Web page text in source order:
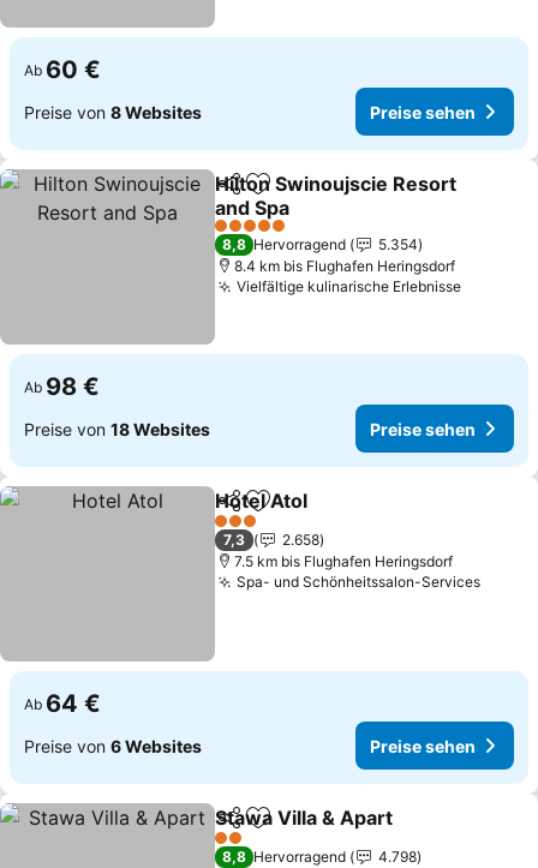
Ab 60 €
Preise von 8 Websites Preise sehen
TeilenZu Favoriten hinzufügen
Hilton Swinoujscie Resort
and Spa
5 Sterne
8,8 Hervorragend
5.354
8.4 km bis Flughafen Heringsdorf
Vielfältige kulinarische Erlebnisse
Ab 98 €
Preise von 18 Websites Preise sehen
TeilenZu Favoriten hinzufügen
Hotel Atol
3 Sterne
7,3
2.658
7.5 km bis Flughafen Heringsdorf
Spa- und Schönheitssalon-Services
Ab 64 €
Preise von 6 Websites Preise sehen
TeilenZu Favoriten hinzufügen
Stawa Villa & Apart
2 Sterne
8,8 Hervorragend
4.798